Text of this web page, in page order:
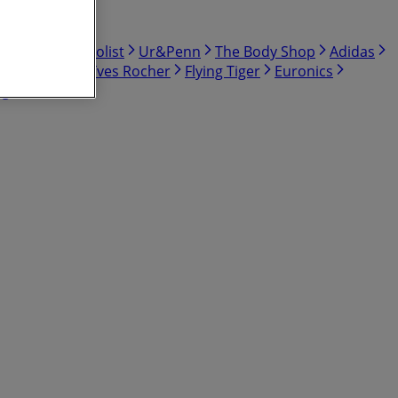
Bolist Ur&Penn The Body Shop
Adidas
Yves Rocher Flying Tiger
Euronics